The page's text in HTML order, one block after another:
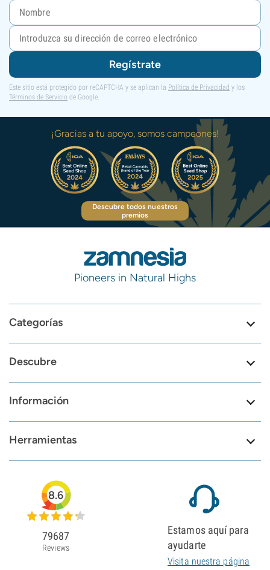
Regístrate
Este sitio está protegido por reCAPTCHA y se aplican la Política de Privacidad y los
Términos de Servicio de Google.
¡Gracias a tu apoyo, somos campeones!
Descubre todos nuestros
premios
Pioneers in Natural Highs
Categorías
Descubre
Información
Herramientas
8.6
79687
Reviews
Estamos aquí para
ayudarte
Visita nuestra página